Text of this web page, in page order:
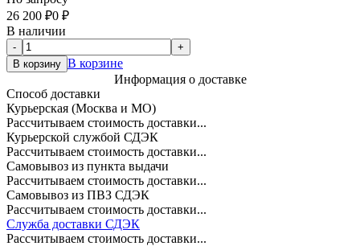
26 200 ₽0 ₽
В наличии
-
+
В корзину В корзине
Информация о доставке
Способ доставки
Курьерская (Москва и МО)
Рассчитываем стоимость доставки...
Курьерской службой СДЭК
Рассчитываем стоимость доставки...
Самовывоз из пункта выдачи
Рассчитываем стоимость доставки...
Самовывоз из ПВЗ СДЭК
Рассчитываем стоимость доставки...
Служба доставки СДЭК
Рассчитываем стоимость доставки...